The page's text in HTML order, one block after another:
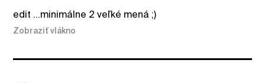
edit ...minimálne 2 veľké mená ;)
Zobraziť vlákno